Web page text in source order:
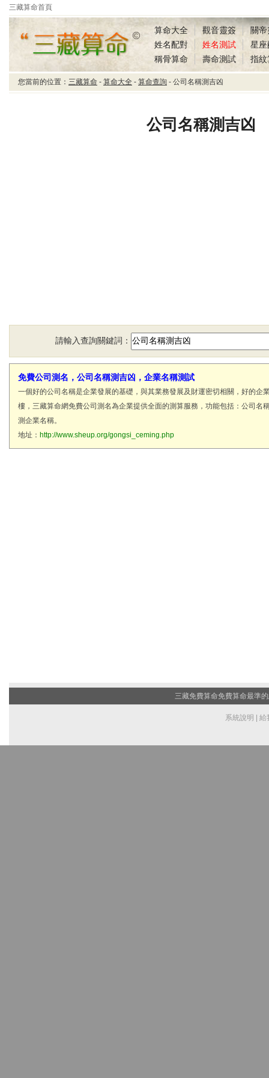
三藏算命首頁
三藏算命公司名稱測吉
算命大全 觀音靈簽
關
姓名配對
姓名測試
星座
稱骨算命
壽命測試 指紋
您當前的位置： 三藏算命 - 算命大全 - 算命查詢 - 公司名稱測吉凶
公司名稱測吉凶
請輸入查詢關鍵詞：
免費公司測名，公司名稱測吉凶，企業名稱測試
一個好的公司名稱是企業發展的基礎，與其業務發展及財運密切相關，好的企
樓，三藏算命網免費公司測名為企業提供全面的測算服務，功能包括：公司名
測企業名稱。
地址： http://www.sheup.org/gongsi_ceming.php
三藏免費算命免費算命最準
系統說明 給